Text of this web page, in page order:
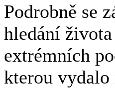
Podrobně se
hledání
extrémních
kterou vydalo